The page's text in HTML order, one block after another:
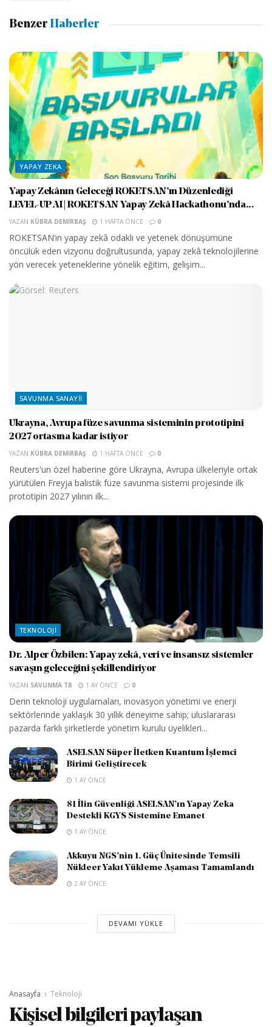
Benzer Haberler
YAPAY ZEKA
Yapay Zekânın Geleceği ROKETSAN’ın Düzenlediği
LEVEL-UP AI | ROKETSAN Yapay Zekâ Hackathonu’nda...
YAZAN KÜBRA DEMIRBAŞ 1 HAFTA ÖNCE 0
ROKETSAN’ın yapay zekâ odaklı ve yetenek dönüşümüne
öncülük eden vizyonu doğrultusunda, yapay zekâ teknolojilerine
yön verecek yeteneklerine yönelik eğitim, gelişim...
SAVUNMA SANAYII
Ukrayna, Avrupa füze savunma sisteminin prototipini
2027 ortasına kadar istiyor
YAZAN KÜBRA DEMIRBAŞ 1 HAFTA ÖNCE 0
Reuters'un özel haberine göre Ukrayna, Avrupa ülkeleriyle ortak
yürütülen Freyja balistik füze savunma sistemi projesinde ilk
prototipin 2027 yılının ilk...
TEKNOLOJI
Dr. Alper Özbilen: Yapay zekâ, veri ve insansız sistemler
savaşın geleceğini şekillendiriyor
YAZAN SAVUNMA TR 1 AY ÖNCE 0
Derin teknoloji uygulamaları, inovasyon yönetimi ve enerji
sektörlerinde yaklaşık 30 yıllık deneyime sahip; uluslararası
pazarda farklı şirketlerde yönetim kurulu üyelikleri...
ASELSAN Süper İletken Kuantum İşlemci
Birimi Geliştirecek
1 AY ÖNCE
81 İlin Güvenliği ASELSAN’ın Yapay Zeka
Destekli KGYS Sistemine Emanet
1 AY ÖNCE
Akkuyu NGS’nin 1. Güç Ünitesinde Temsili
Nükleer Yakıt Yükleme Aşaması Tamamlandı
2 AY ÖNCE
DEVAMI YÜKLE
Anasayfa Teknoloji
Kişisel bilgileri paylaşan